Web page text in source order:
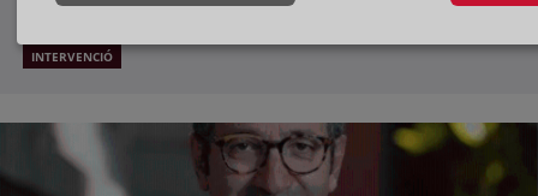
INTERVENCIÓ